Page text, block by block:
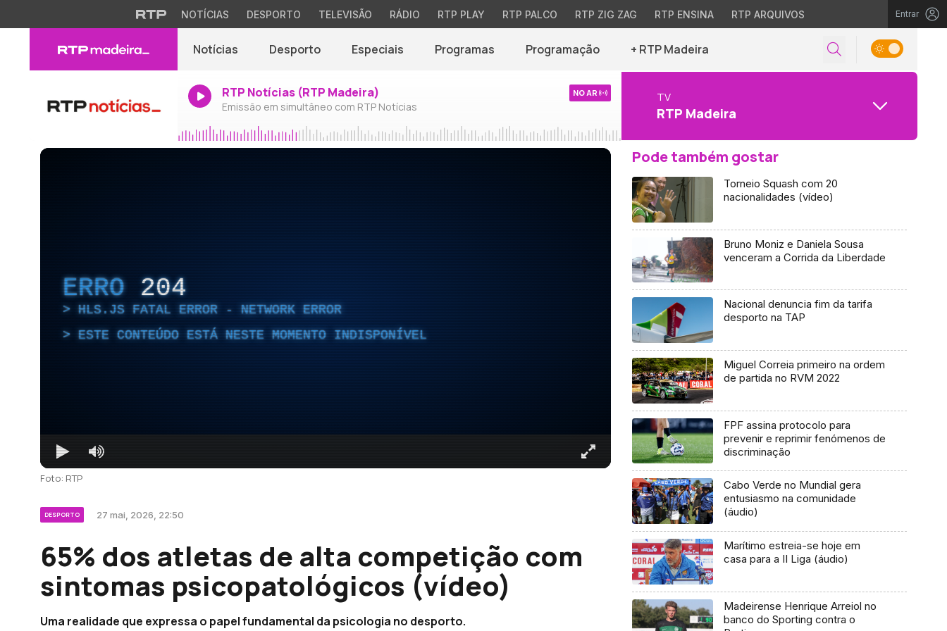
NOTÍCIAS DESPORTO TELEVISÃO RÁDIO RTP PLAY RTP PALCO RTP ZIG ZAG RTP ENSINA RTP ARQUIVOS Entrar
Notícias Desporto Especiais Programas Programação + RTP Madeira
RTP Notícias (RTP Madeira)
Emissão em simultâneo com RTP Notícias
NO AR TV
RTP Madeira
ERRO 204
HLS.JS FATAL ERROR - NETWORK ERROR
ESTE CONTEÚDO ESTÁ NESTE MOMENTO INDISPONÍVEL
Foto: RTP
DESPORTO 27 mai, 2026, 22:50
65% dos atletas de alta competição com
sintomas psicopatológicos (vídeo)
Uma realidade que expressa o papel fundamental da psicologia no desporto.
Pode também gostar
Torneio Squash com 20
nacionalidades (vídeo)
Bruno Moniz e Daniela Sousa
venceram a Corrida da Liberdade
Nacional denuncia fim da tarifa
desporto na TAP
Miguel Correia primeiro na ordem
de partida no RVM 2022
FPF assina protocolo para
prevenir e reprimir fenómenos de
discriminação
Cabo Verde no Mundial gera
entusiasmo na comunidade
(áudio)
Marítimo estreia-se hoje em
casa para a II Liga (áudio)
Madeirense Henrique Arreiol no
banco do Sporting contra o